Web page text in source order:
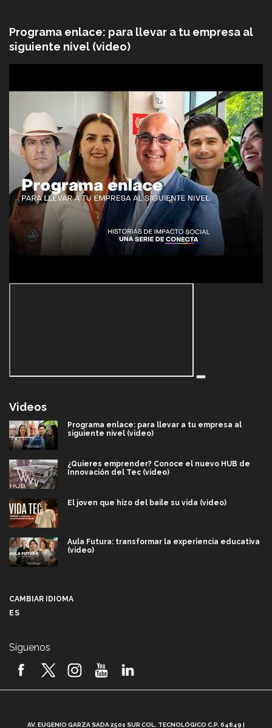
Programa enlace: para llevar a tu empresa al
siguiente nivel (video)
Videos
Programa enlace: para llevar a tu empresa al
siguiente nivel (video)
¿Quieres emprender? Conoce el nuevo HUB de
Innovación del Tec (video)
El joven que hizo del baile su vida (video)
Aula Futura: transformar la experiencia educativa
(video)
2026! (video)
CAMBIAR IDIOMA
ES
Síguenos
AV. EUGENIO GARZA SADA 2501 SUR COL. TECNOLÓGICO C.P. 64849 |